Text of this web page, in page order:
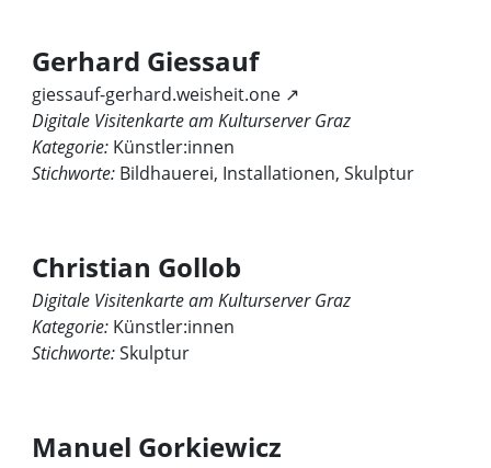
Gerhard Giessauf
giessauf-gerhard.weisheit.one ↗
Digitale Visitenkarte am Kulturserver Graz
Kategorie: Künstler:innen
Stichworte: Bildhauerei, Installationen, Skulptur
Christian Gollob
Digitale Visitenkarte am Kulturserver Graz
Kategorie: Künstler:innen
Stichworte:Skulptur
Manuel Gorkiewicz